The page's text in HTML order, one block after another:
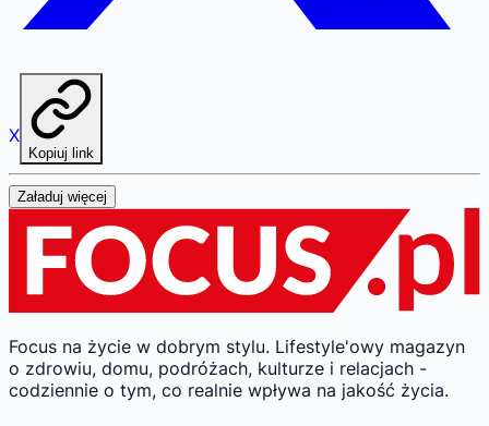
X
Kopiuj link
Załaduj więcej
Focus na życie w dobrym stylu. Lifestyle'owy magazyn
o zdrowiu, domu, podróżach, kulturze i relacjach -
codziennie o tym, co realnie wpływa na jakość życia.